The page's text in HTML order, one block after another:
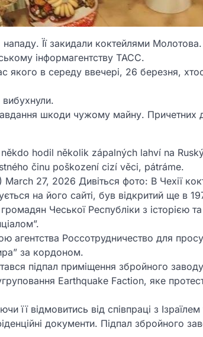
нападу. Її закидали коктейлями
інформагентству ТАСС.
якого в середу ввечері, 26 березня,
вибухнули.
шкоди чужому майну. Причетних
hodil několik zápalných lahví na
činu poškození cizí věci, pátráme.
27, 2026 Дивіться фото: В Чехії
на його сайті, був відкритий ще в
Чеської Республіки з історією
агентства Россотрудничество для
за кордоном.
підпал приміщення збройного
Earthquake Faction, яке
її відмовитись від співпраці з Ізраїлем
документи. Підпал збройного